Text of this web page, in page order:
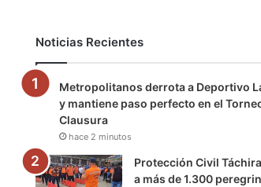
o
k
r
e
r
a
a
m
Noticias Recientes
Metropolitanos derrota a Deportivo
y mantiene paso perfecto en el
Clausura
hace 2 minutos
Protección Civil
a más de 1.300